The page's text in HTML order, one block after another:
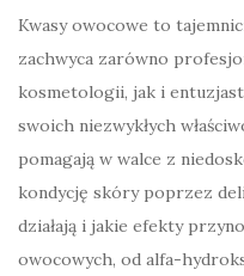
Kwasy owocowe to
zachwyca zarówno
kosmetologii, jak i
swoich niezwykłych
pomagają w walce z
kondycję skóry poprzez
działają i jakie efekty
owocowych, od alfa-